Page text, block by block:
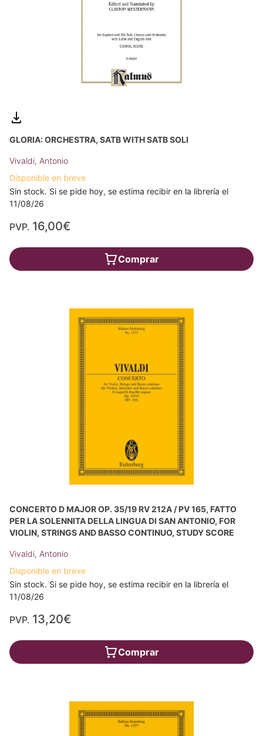
GLORIA: ORCHESTRA, SATB WITH SATB SOLI
Vivaldi, Antonio
Disponible en breve
Sin stock. Si se pide hoy, se estima recibir en la librería el
11/08/26
PVP. 16,00€
Comprar
CONCERTO D MAJOR OP. 35/19 RV 212A / PV 165, FATTO
PER LA SOLENNITA DELLA LINGUA DI SAN ANTONIO, FOR
VIOLIN, STRINGS AND BASSO CONTINUO, STUDY SCORE
Vivaldi, Antonio
Disponible en breve
Sin stock. Si se pide hoy, se estima recibir en la librería el
11/08/26
PVP. 13,20€
Comprar